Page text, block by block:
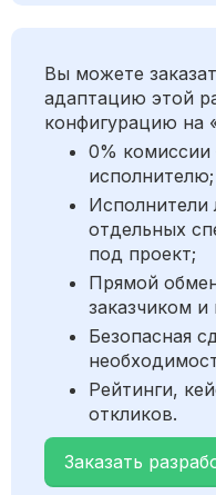
Вы можете
адаптацию этой
конфигурацию на
0%
исполнителю;
отдельных
под проект;
Прямой
заказчиком и
Безопасная
Рейтинги,
откликов.
Заказать